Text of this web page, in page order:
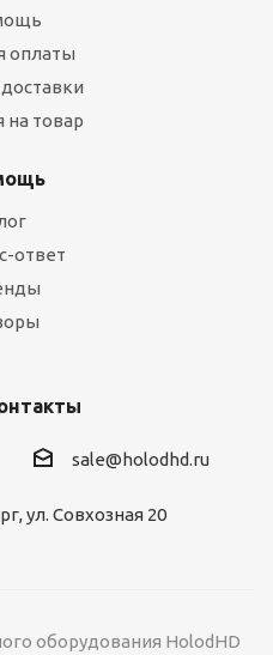
оплаты
на товар
ответ
sale@holodhd.ru
ул. Совхозная 20
оборудования HolodHD